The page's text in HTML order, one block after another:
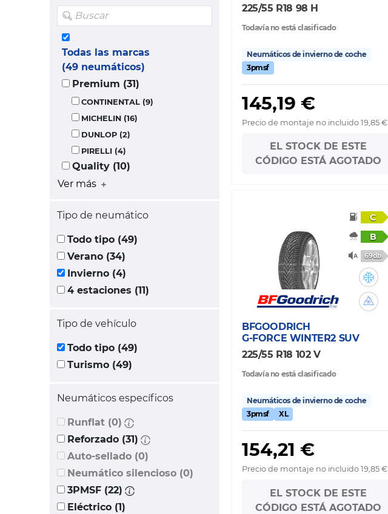
Todas las marcas
(49 neumáticos)
Premium (31)
CONTINENTAL (9)
MICHELIN (16)
DUNLOP (2)
PIRELLI (4)
Quality (10)
Ver más
Tipo de neumático
Todo tipo (49)
Verano (34)
Invierno (4)
4 estaciones (11)
Tipo de vehículo
Todo tipo (49)
Turismo (49)
Neumáticos específicos
Runflat (0)
Reforzado (31)
Auto-sellado (0)
Neumático silencioso (0)
3PMSF (22)
Eléctrico (1)
225/55 R18 98 H
Todavía no está clasificado
Neumáticos de invierno de coche
3pmsf
145,19 €
Precio de montaje no incluido 19,85 €
EL STOCK DE ESTE
CÓDIGO ESTÁ AGOTADO
C
B
69db
BFGOODRICH
G-FORCE WINTER2 SUV
225/55 R18 102 V
Todavía no está clasificado
Neumáticos de invierno de coche
3pmsf
XL
154,21 €
Precio de montaje no incluido 19,85 €
EL STOCK DE ESTE
CÓDIGO ESTÁ AGOTADO